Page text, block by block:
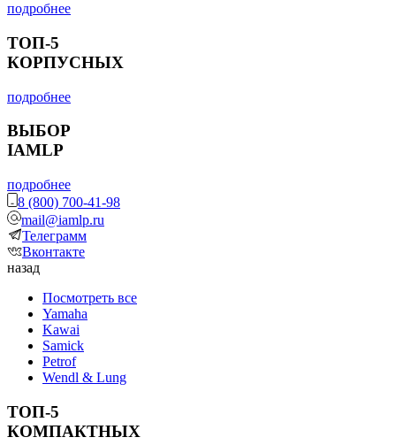
подробнее
ТОП-5
КОРПУСНЫХ
подробнее
ВЫБОР
IAMLP
подробнее
8 (800) 700-41-98
mail@iamlp.ru
Телеграмм
Вконтакте
назад
Посмотреть все
Yamaha
Kawai
Samick
Petrof
Wendl & Lung
ТОП-5
КОМПАКТНЫХ